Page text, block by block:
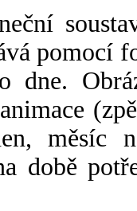
pomocí
dne.
měsíc
době